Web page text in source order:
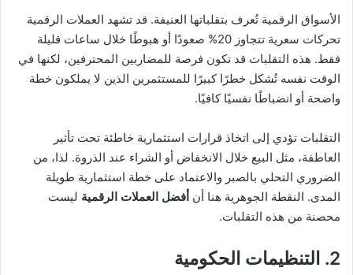
الأسواق الرقمية تُعرف بتقلباتها العنيفة. قد تشهد العملات الرقمية
تحركات سعرية تتجاوز 20% صعودًا أو هبوطًا خلال ساعات قليلة
فقط. هذه التقلبات قد تكون فرصة للمضاربين المحترفين، لكنها في
الوقت نفسه تُشكل خطرًا كبيرًا للمستثمرين الذين لا يملكون خطة
واضحة أو انضباطًا نفسيًا كافيًا.
التقلبات تؤدي إلى اتخاذ قرارات استثمارية خاطئة تحت تأثير
العاطفة، مثل البيع خلال الانخفاض أو الشراء عند الذروة. لذا، من
الضروري التحلي بالصبر والاعتماد على خطة استثمارية طويلة
المدى. النقطة الجوهرية هنا أن أفضل العملات الرقمية ليست
محصنة من هذه التقلبات.
2. التنظيمات الحكومية